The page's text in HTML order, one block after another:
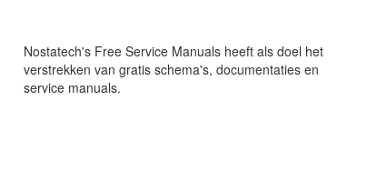
Nostatech's Free Service Manuals heeft als doel het
verstrekken van gratis schema's, documentaties en
service manuals.